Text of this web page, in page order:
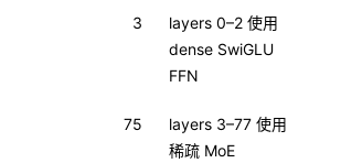
3
layers 0–2 使用
dense SwiGLU
FFN
75
layers 3–77 使用
稀疏 MoE